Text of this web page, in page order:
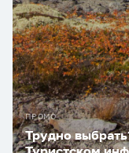
ПРОМО
Трудно